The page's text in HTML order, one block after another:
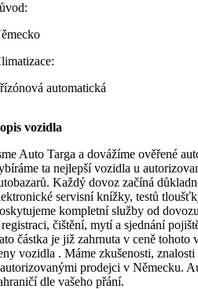
automatická
vozidla
Auto Targa a dovážíme ověřené
ta nejlepší vozidla u
Každý dovoz začíná
servisní knížky, testů
kompletní služby od
čištění, mytí a sjednání
částka je již zahrnuta v ceně
vozidla . Máme zkušenosti,
prodejci v Německu.
dle vašeho přání.